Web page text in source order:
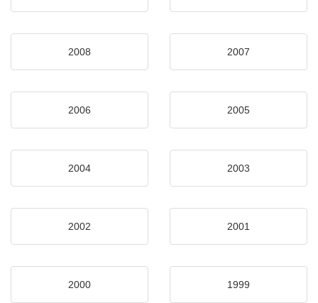
2008 2007
2006 2005
2004 2003
2002 2001
2000 1999